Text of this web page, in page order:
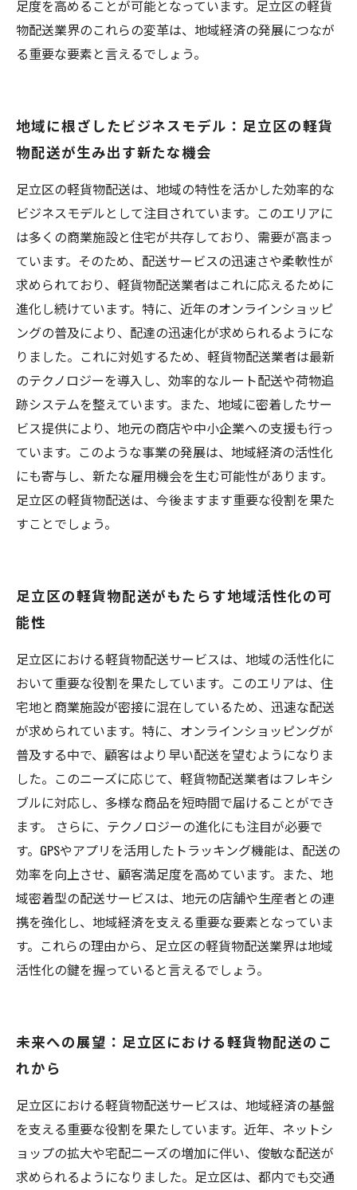
足度を高めることが可能となっています。足立区の軽貨
物配送業界のこれらの変革は、地域経済の発展につなが
る重要な要素と言えるでしょう。
地域に根ざしたビジネスモデル：足立区の軽貨
物配送が生み出す新たな機会
足立区の軽貨物配送は、地域の特性を活かした効率的な
ビジネスモデルとして注目されています。このエリアに
は多くの商業施設と住宅が共存しており、需要が高まっ
ています。そのため、配送サービスの迅速さや柔軟性が
求められており、軽貨物配送業者はこれに応えるために
進化し続けています。特に、近年のオンラインショッピ
ングの普及により、配達の迅速化が求められるようにな
りました。これに対処するため、軽貨物配送業者は最新
のテクノロジーを導入し、効率的なルート配送や荷物追
跡システムを整えています。また、地域に密着したサー
ビス提供により、地元の商店や中小企業への支援も行っ
ています。このような事業の発展は、地域経済の活性化
にも寄与し、新たな雇用機会を生む可能性があります。
足立区の軽貨物配送は、今後ますます重要な役割を果た
すことでしょう。
足立区の軽貨物配送がもたらす地域活性化の可
能性
足立区における軽貨物配送サービスは、地域の活性化に
おいて重要な役割を果たしています。このエリアは、住
宅地と商業施設が密接に混在しているため、迅速な配送
が求められています。特に、オンラインショッピングが
普及する中で、顧客はより早い配送を望むようになりま
した。このニーズに応じて、軽貨物配送業者はフレキシ
ブルに対応し、多様な商品を短時間で届けることができ
ます。 さらに、テクノロジーの進化にも注目が必要で
す。GPSやアプリを活用したトラッキング機能は、配送の
効率を向上させ、顧客満足度を高めています。また、地
域密着型の配送サービスは、地元の店舗や生産者との連
携を強化し、地域経済を支える重要な要素となっていま
す。これらの理由から、足立区の軽貨物配送業界は地域
活性化の鍵を握っていると言えるでしょう。
未来への展望：足立区における軽貨物配送のこ
れから
足立区における軽貨物配送サービスは、地域経済の基盤
を支える重要な役割を果たしています。近年、ネットシ
ョップの拡大や宅配ニーズの増加に伴い、俊敏な配送が
求められるようになりました。足立区は、都内でも交通